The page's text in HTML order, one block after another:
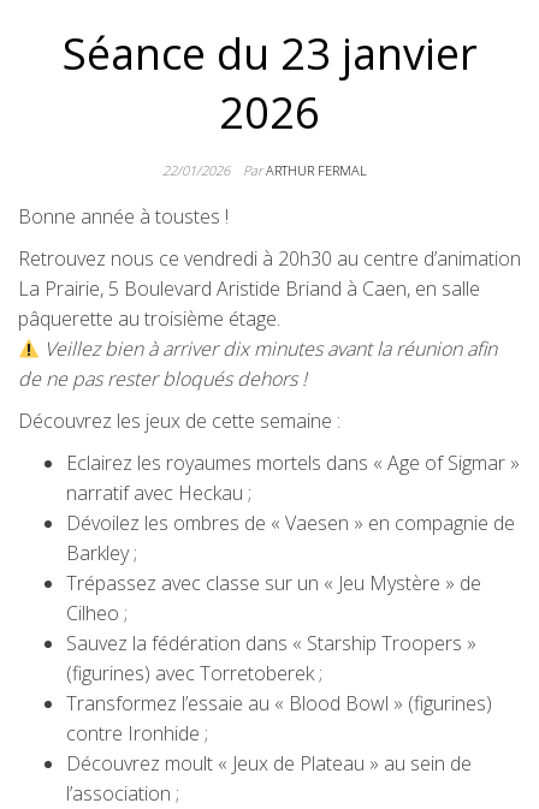
Séance du 23 janvier
2026
22/01/2026 ParARTHUR FERMAL
Bonne année à toustes !
Retrouvez nous ce vendredi à 20h30 au centre d’animation
La Prairie, 5 Boulevard Aristide Briand à Caen, en salle
pâquerette au troisième étage.
Veillez bien à arriver dix minutes avant la réunion afin
de ne pas rester bloqués dehors !
Découvrez les jeux de cette semaine :
Eclairez les royaumes mortels dans « Age of Sigmar »
narratif avec Heckau ;
Dévoilez les ombres de « Vaesen » en compagnie de
Barkley ;
Trépassez avec classe sur un « Jeu Mystère » de
Cilheo ;
Sauvez la fédération dans « Starship Troopers »
(figurines) avec Torretoberek ;
Transformez l’essaie au « Blood Bowl » (figurines)
contre Ironhide ;
Découvrez moult « Jeux de Plateau » au sein de
l’association ;